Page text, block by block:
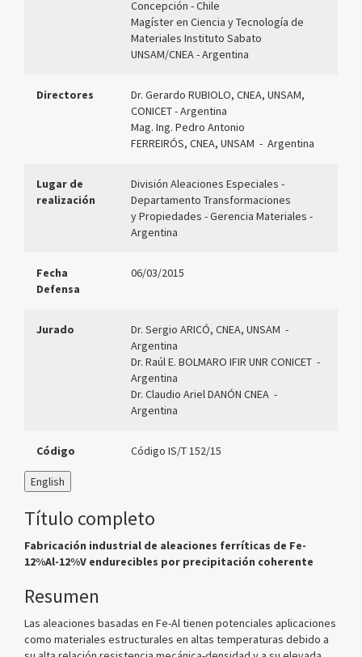
Concepción - Chile
Magíster en Ciencia y Tecnología de
Materiales Instituto Sabato
UNSAM/CNEA - Argentina
Directores
Dr. Gerardo RUBIOLO, CNEA, UNSAM,
CONICET- Argentina
Mag. Ing. Pedro Antonio
FERREIRÓS, CNEA, UNSAM - Argentina
Lugar de
realización
División Aleaciones Especiales -
Departamento Transformaciones
y Propiedades - Gerencia Materiales -
Argentina
Fecha
Defensa
06/03/2015
Jurado Dr. Sergio ARICÓ, CNEA, UNSAM -
Argentina
Dr. Raúl E. BOLMARO IFIR UNR CONICET -
Argentina
Dr. Claudio Ariel DANÓN CNEA -
Argentina
Código Código IS/T 152/15
English
Título completo
Fabricación industrial de aleaciones ferríticas de Fe-
12%Al-12%V endurecibles por precipitación coherente
Resumen
Las aleaciones basadas en Fe-Al tienen potenciales aplicaciones
como materiales estructurales en altas temperaturas debido a